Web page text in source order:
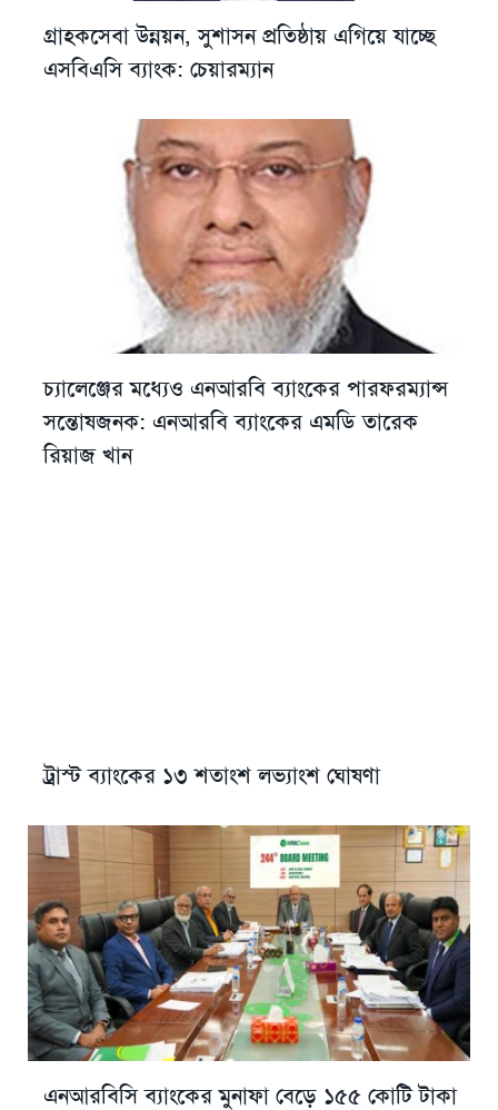
গ্রাহকসেবা উন্নয়ন, সুশাসন প্রতিষ্ঠায় এগিয়ে যাচ্ছে
এসবিএসি ব্যাংক: চেয়ারম্যান
চ্যালেঞ্জের মধ্যেও এনআরবি ব্যাংকের পারফরম্যান্স
সন্তোষজনক: এনআরবি ব্যাংকের এমডি তারেক
রিয়াজ খান
ট্রাস্ট ব্যাংকের ১৩ শতাংশ লভ্যাংশ ঘোষণা
এনআরবিসি ব্যাংকের মুনাফা বেড়ে ১৫৫ কোটি টাকা